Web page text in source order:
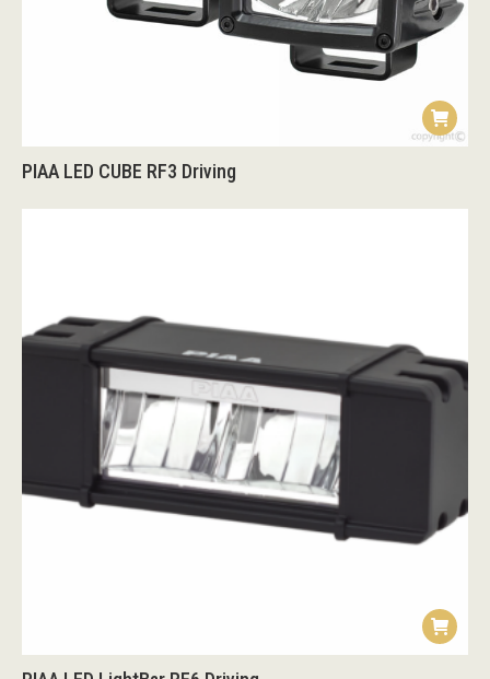
PIAA LED CUBE RF3 Driving